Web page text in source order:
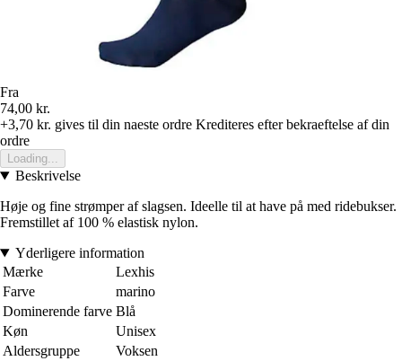
Fra
74,00 kr.
+3,70 kr. gives til din naeste ordre Krediteres efter bekraeftelse af din
ordre
Loading...
Beskrivelse
Høje og fine strømper af slagsen. Ideelle til at have på med ridebukser.
Fremstillet af 100 % elastisk nylon.
Yderligere information
Mærke
Lexhis
Farve
marino
Dominerende farve Blå
Køn
Unisex
Aldersgruppe
Voksen